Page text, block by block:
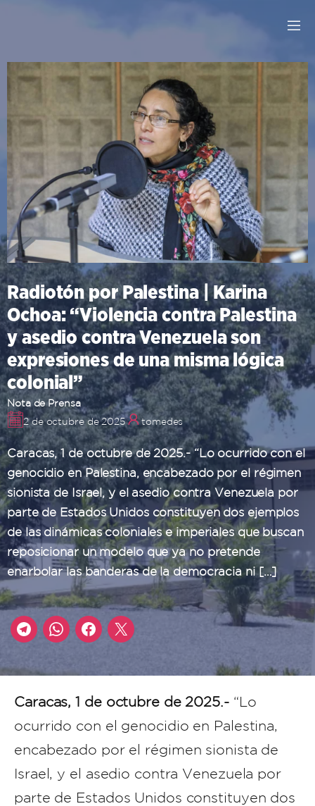
Radiotón por Palestina | Karina
Ochoa: “Violencia contra Palestina
y asedio contra Venezuela son
expresiones de una misma lógica
colonial”
Nota de Prensa
2 de octubre de 2025
tomedes
Caracas, 1 de octubre de 2025.- “Lo ocurrido con el
genocidio en Palestina, encabezado por el régimen
sionista de Israel, y el asedio contra Venezuela por
parte de Estados Unidos constituyen dos ejemplos
de las dinámicas coloniales e imperiales que buscan
reposicionar un modelo que ya no pretende
enarbolar las banderas de la democracia ni […]
Caracas, 1 de octubre de 2025.- “Lo
ocurrido con el genocidio en Palestina,
encabezado por el régimen sionista de
Israel, y el asedio contra Venezuela por
parte de Estados Unidos constituyen dos